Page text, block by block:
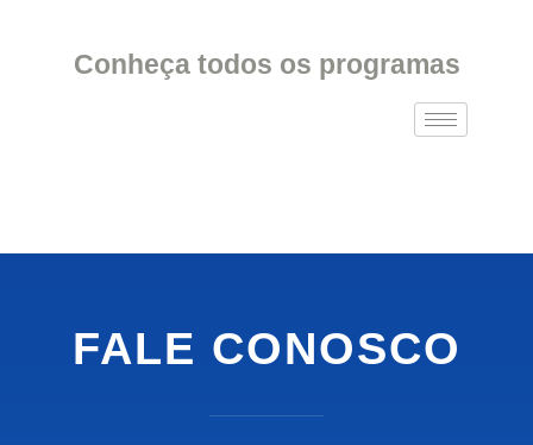
Conheça todos os programas
FALE CONOSCO